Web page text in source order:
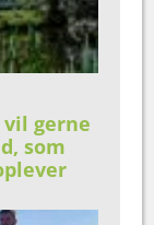
gerne
som